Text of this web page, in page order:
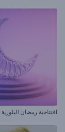
افتتاحية رمضان البلورية